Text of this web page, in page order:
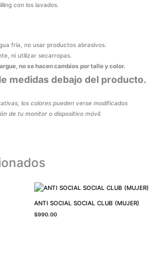
con los lavados.
fría, no usar productos abrasivos.
ni utilizar secarropas.
no se hacen cambios por talle y color.
medidas debajo del producto.
los colores pueden verse modificados
de tu monitor o dispositivo móvil.
ANTI SOCIAL SOCIAL CLUB (MUJER)
$990.00